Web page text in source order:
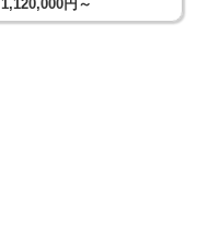
1,120,000円～